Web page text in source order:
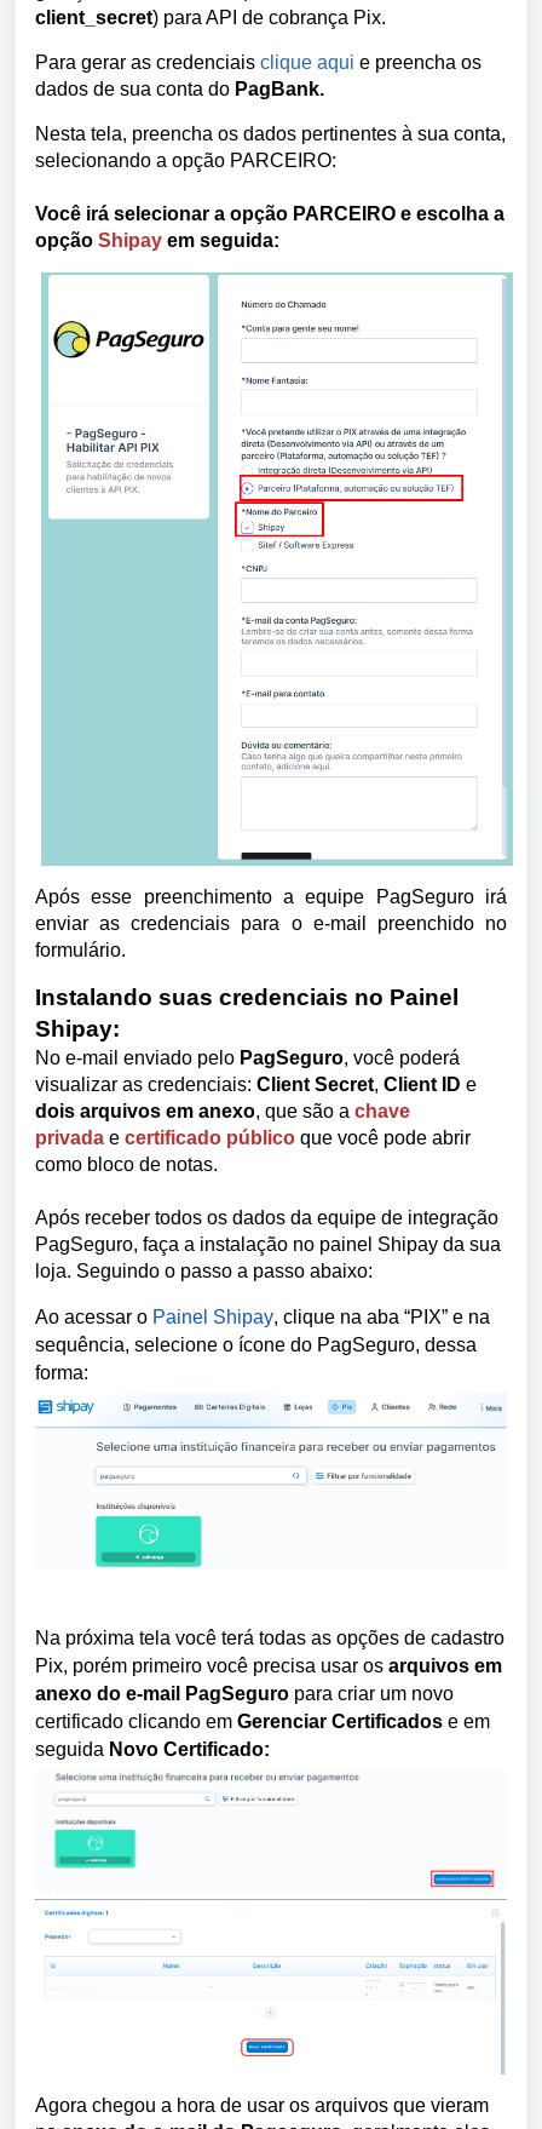
client_secret) para API de cobrança Pix.
Para gerar as credenciais clique aqui e preencha os
dados de sua conta do PagBank.
Nesta tela, preencha os dados pertinentes à sua conta,
selecionando a opção PARCEIRO:
Você irá selecionar a opção PARCEIRO e escolha a
opção Shipay em seguida:
Após esse preenchimento a equipe PagSeguro irá
enviar as credenciais para o e-mail preenchido no
formulário.
Instalando suas credenciais no Painel
Shipay:
No e-mail enviado pelo PagSeguro, você poderá
visualizar as credenciais: C lient Secret, C lient ID e
dois arquivos em anexo, que são a chave
privada e certificado público que você pode abrir
como bloco de notas.
Após receber todos os dados da equipe de integração
PagSeguro, faça a instalação no painel Shipay da sua
loja. Seguindo o passo a passo abaixo:
Ao acessar o Painel Shipay, clique na aba “PIX” e na
sequência, selecione o ícone do PagSeguro, dessa
forma:
Na próxima tela você terá todas as opções de cadastro
Pix, porém primeiro você precisa usar os arquivos em
anexo do e-mail PagSeguro para criar um novo
certificado clicando em Gerenciar Certificados e em
seguida Novo Certificado:
Agora chegou a hora de usar os arquivos que vieram